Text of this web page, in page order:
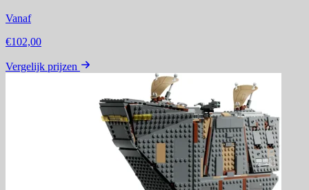
Vanaf
€102,00
Vergelijk prijzen